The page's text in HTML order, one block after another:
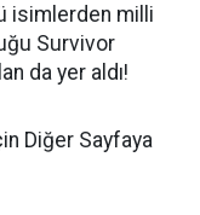
isimlerden milli
Survivor
da yer aldı!
Diğer Sayfaya